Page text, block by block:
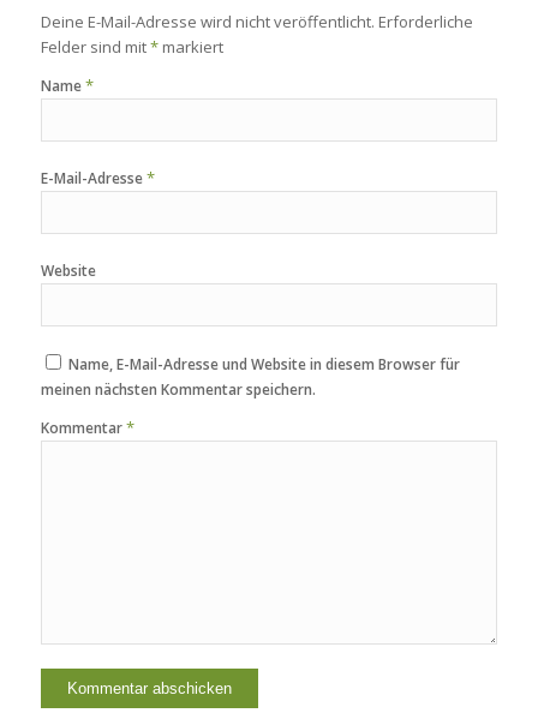
Deine E-Mail-Adresse wird nicht veröffentlicht. Erforderliche
Felder sind mit*markiert
Name*
E-Mail-Adresse*
Website
Name, E-Mail-Adresse und Website in diesem Browser für
meinen nächsten Kommentar speichern.
Kommentar*